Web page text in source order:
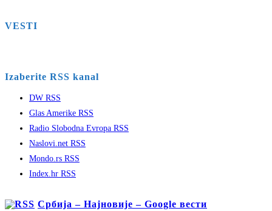
VESTI
Izaberite RSS kanal
DW RSS
Glas Amerike RSS
Radio Slobodna Evropa RSS
Naslovi.net RSS
Mondo.rs RSS
Index.hr RSS
Србија – Најновије – Google вести